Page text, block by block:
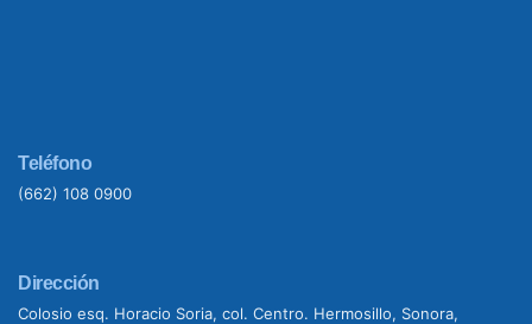
Teléfono
(662) 108 0900
Dirección
Colosio esq. Horacio Soria, col. Centro. Hermosillo, Sonora,